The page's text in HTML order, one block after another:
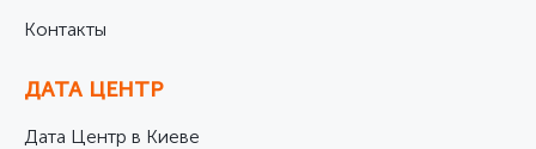
Контакты
ДАТА ЦЕНТР
Дата Центр в Киеве